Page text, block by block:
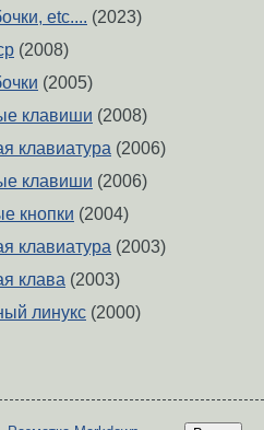
etc.... (2023)
(2008)
(2005)
клавиши (2008)
клавиатура (2006)
клавиши (2006)
кнопки (2004)
клавиатура (2003)
клава (2003)
линукс (2000)